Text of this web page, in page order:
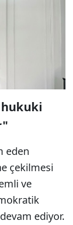
eden
çekilmesi
ve
ediyor.